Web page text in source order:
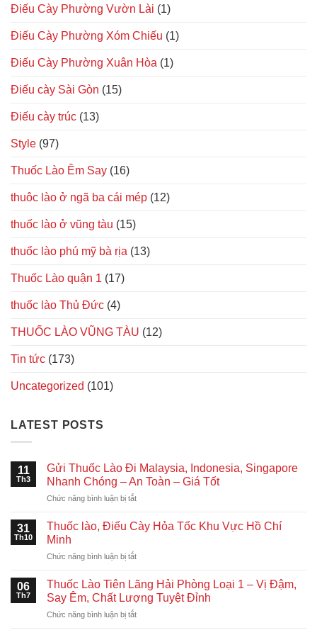
Điếu Cày Phường Vườn Lài (1)
Điếu Cày Phường Xóm Chiếu (1)
Điếu Cày Phường Xuân Hòa (1)
Điếu cày Sài Gòn (15)
Điếu cày trúc (13)
Style (97)
Thuốc Lào Êm Say (16)
thuôc lào ở ngã ba cái mép (12)
thuốc lào ở vũng tàu (15)
thuốc lào phú mỹ bà rịa (13)
Thuốc Lào quận 1 (17)
thuốc lào Thủ Đức (4)
THUỐC LÀO VŨNG TÀU (12)
Tin tức (173)
Uncategorized (101)
LATEST POSTS
11
Th3
Gửi Thuốc Lào Đi Malaysia, Indonesia, Singapore
Nhanh Chóng – An Toàn – Giá Tốt
Chức năng bình luận bị tắtở
Thuốc
Lào
Malaysia,
Singapore
Nhanh
Chóng
–
31
Th10
Thuốc lào, Điếu Cày Hỏa Tốc Khu Vực Hồ Chí
Minh
Chức năng bình luận bị tắtở
lào,
Điếu
Cày
Hỏa
06
Th7
Thuốc Lào Tiên Lãng Hải Phòng Loại 1 – Vị Đậm,
Say Êm, Chất Lượng Tuyệt Đỉnh
Chức năng bình luận bị tắtở